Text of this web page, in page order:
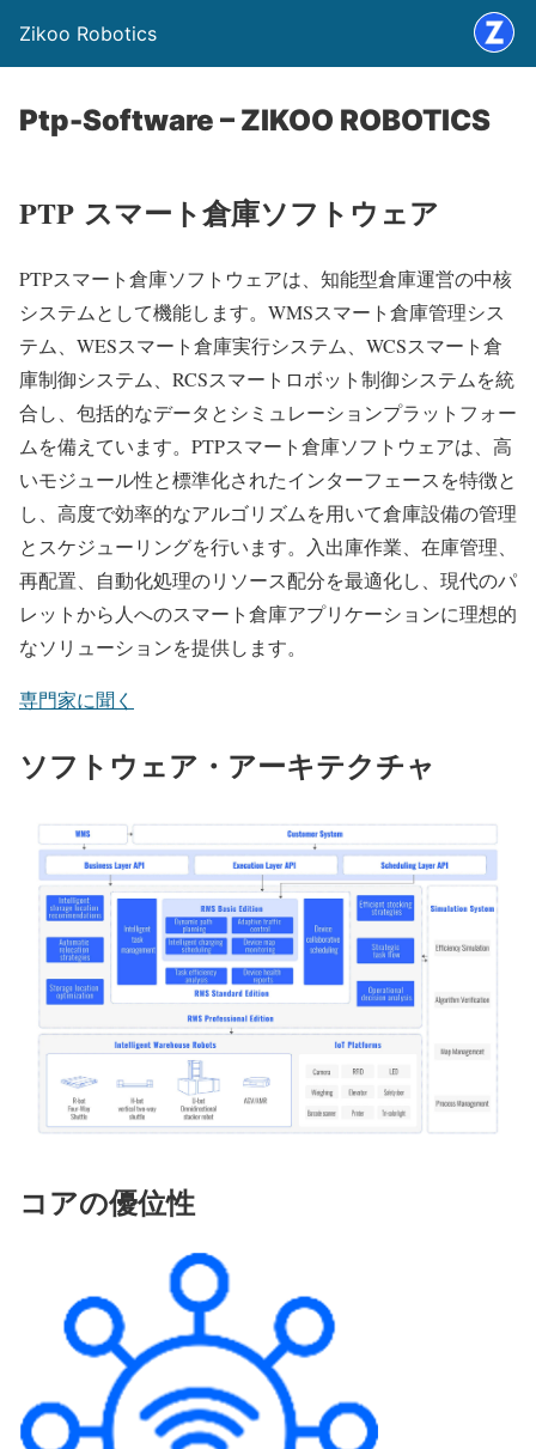
Zikoo Robotics
Ptp-Software – ZIKOO ROBOTICS
PTP スマート倉庫ソフトウェア
PTPスマート倉庫ソフトウェアは、知能型倉庫運営の中核
システムとして機能します。WMSスマート倉庫管理シス
テム、WESスマート倉庫実行システム、WCSスマート倉
庫制御システム、RCSスマートロボット制御システムを統
合し、包括的なデータとシミュレーションプラットフォー
ムを備えています。PTPスマート倉庫ソフトウェアは、高
いモジュール性と標準化されたインターフェースを特徴と
し、高度で効率的なアルゴリズムを用いて倉庫設備の管理
とスケジューリングを行います。入出庫作業、在庫管理、
再配置、自動化処理のリソース配分を最適化し、現代のパ
レットから人へのスマート倉庫アプリケーションに理想的
なソリューションを提供します。
専門家に聞く
ソフトウェア・アーキテクチャ
コアの優位性